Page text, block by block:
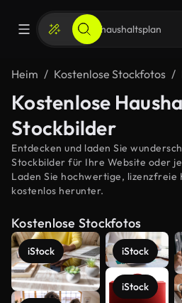
Heim Kostenlose Stockfotos
Kostenlose
Stockbilder
Entdecken und laden Sie
Stockbilder für Ihre Website oder
Laden Sie hochwertige, lizenzfreie
kostenlos herunter.
Kostenlose Stockfotos
iStock iStock
iStock